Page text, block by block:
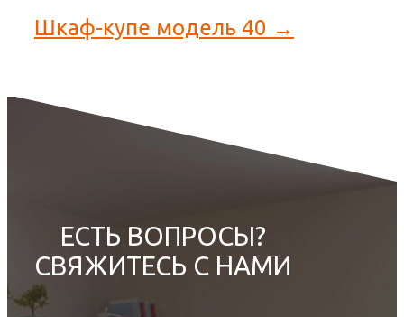
Шкаф-купе модель 40 →
ЕСТЬ ВОПРОСЫ?
СВЯЖИТЕСЬ С НАМИ